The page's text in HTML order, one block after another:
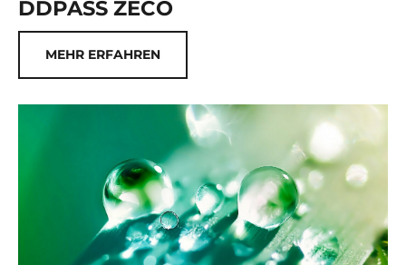
DDPASS ZECO
MEHR ERFAHREN